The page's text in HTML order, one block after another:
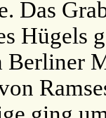
Das
Hügels